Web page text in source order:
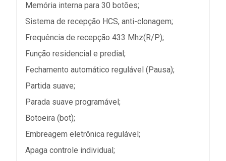
Memória interna para 30 botões;
Sistema de recepção HCS, anti-clonagem;
Frequência de recepção 433 Mhz(R/P);
Função residencial e predial;
Fechamento automático regulável (Pausa);
Partida suave;
Parada suave programável;
Botoeira (bot);
Embreagem eletrônica regulável;
Apaga controle individual;